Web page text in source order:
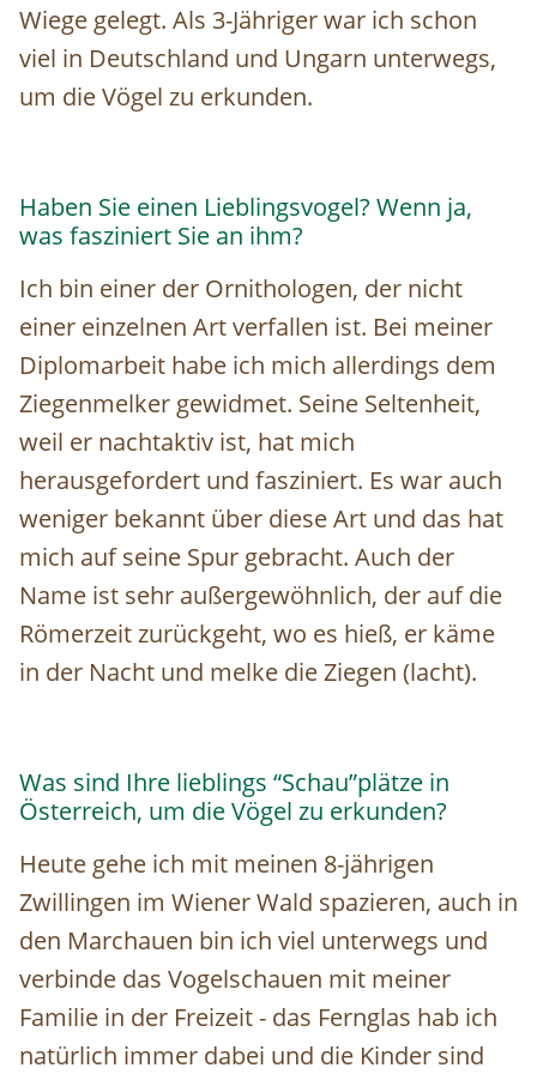
Wiege gelegt. Als 3-Jähriger war ich schon
viel in Deutschland und Ungarn unterwegs,
um die Vögel zu erkunden.
Haben Sie einen Lieblingsvogel? Wenn ja,
was fasziniert Sie an ihm?
Ich bin einer der Ornithologen, der nicht
einer einzelnen Art verfallen ist. Bei meiner
Diplomarbeit habe ich mich allerdings dem
Ziegenmelker gewidmet. Seine Seltenheit,
weil er nachtaktiv ist, hat mich
herausgefordert und fasziniert. Es war auch
weniger bekannt über diese Art und das hat
mich auf seine Spur gebracht. Auch der
Name ist sehr außergewöhnlich, der auf die
Römerzeit zurückgeht, wo es hieß, er käme
in der Nacht und melke die Ziegen (lacht).
Was sind Ihre lieblings “Schau”plätze in
Österreich, um die Vögel zu erkunden?
Heute gehe ich mit meinen 8-jährigen
Zwillingen im Wiener Wald spazieren, auch in
den Marchauen bin ich viel unterwegs und
verbinde das Vogelschauen mit meiner
Familie in der Freizeit - das Fernglas hab ich
natürlich immer dabei und die Kinder sind